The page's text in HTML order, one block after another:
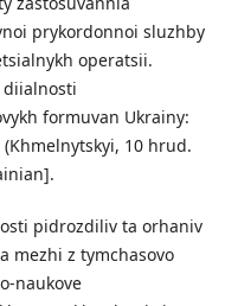
prykordonnoi sluzhby
operatsii.
diialnosti
formuvan Ukrainy:
10 hrud.
pidrozdiliv ta orhaniv
mezhi z tymchasovo
naukove